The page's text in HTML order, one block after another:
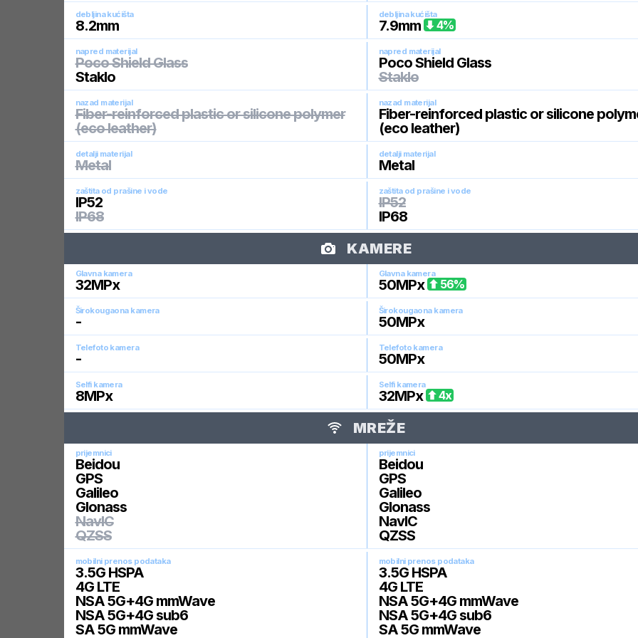
debljina kućišta
8.2mm
debljina kućišta
7.9mm 4%
napred materijal
Poco Shield Glass
Staklo
napred materijal
Poco Shield Glass
Staklo
nazad materijal
Fiber-reinforced plastic or silicone polymer
(eco leather)
nazad materijal
Fiber-reinforced plastic or silicone
(eco leather)
detalji materijal
Metal
detalji materijal
Metal
zaštita od prašine i vode
IP52
IP68
zaštita od prašine i vode
IP52
IP68
KAMERE
Glavna kamera
32MPx
Glavna kamera
50MPx 56%
Širokougaona kamera
-
Širokougaona kamera
50MPx
Telefoto kamera
-
Telefoto kamera
50MPx
Selfi kamera
8MPx
Selfi kamera
32MPx 4x
MREŽE
prijemnici
Beidou
GPS
Galileo
Glonass
NavIC
QZSS
prijemnici
Beidou
GPS
Galileo
Glonass
NavIC
QZSS
mobilni prenos podataka
3.5G HSPA
4G LTE
NSA 5G+4G mmWave
NSA 5G+4G sub6
SA 5G mmWave
mobilni prenos podataka
3.5G HSPA
4G LTE
NSA 5G+4G mmWave
NSA 5G+4G sub6
SA 5G mmWave